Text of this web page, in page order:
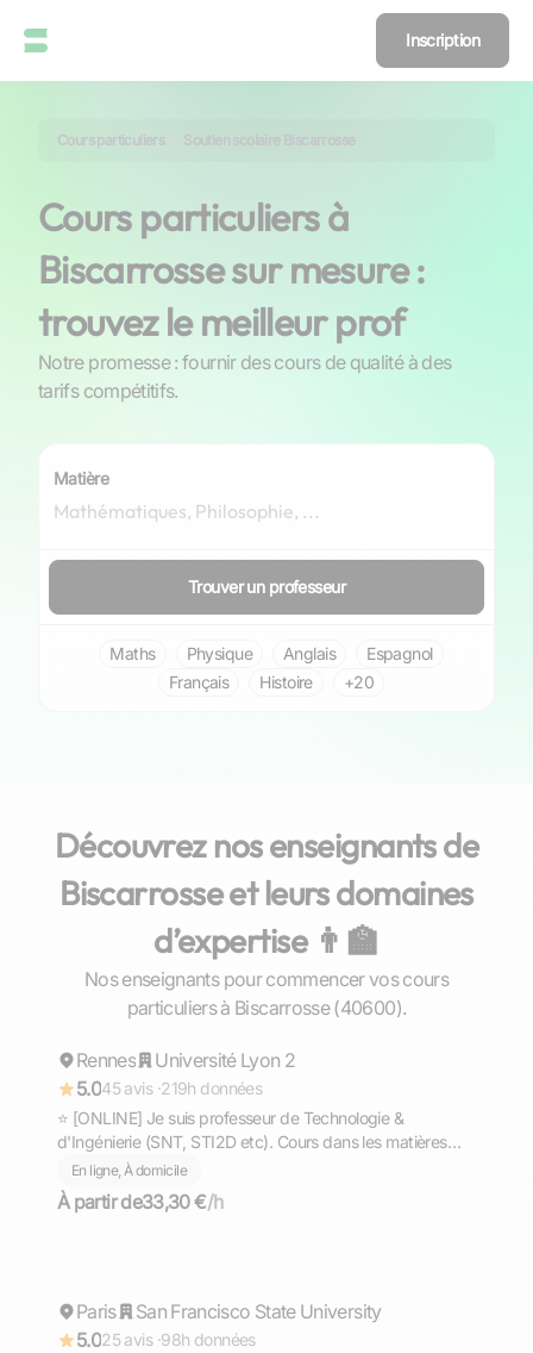
Inscription
Cours particuliers Soutien scolaire Biscarrosse
Cours particuliers à
Biscarrosse sur mesure :
trouvez le meilleur prof
Notre promesse : fournir des cours de qualité à des
tarifs compétitifs.
Matière
Trouver un professeur
Maths Physique Anglais
Espagnol
Français
Histoire +20
Découvrez nos enseignants de
Biscarrosse et leurs domaines
d’expertise 👨‍🏫
Nos enseignants pour commencer vos cours
particuliers à Biscarrosse (40600).
Répond rapidement
Gaël
Rennes
Université Lyon 2
5.045 avis ·219h données
⭐ [ONLINE] Je suis professeur de Technologie &
d'Ingénierie (SNT, STI2D etc). Cours dans les matières
scientifiques (technologie, sciences et vie de la terre,
mathématiques, physique et chimie, EPI.
En ligne, À domicile
À partir de33,30 €/h
Répond rapidement
Paris
San Francisco State University
5.025 avis ·98h données